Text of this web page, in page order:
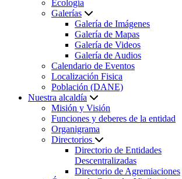
Ecología
Galerías
Galería de Imágenes
Galería de Mapas
Galería de Videos
Galería de Audios
Calendario de Eventos
Localización Fisica
Población (DANE)
Nuestra alcaldía
Misión y Visión
Funciones y deberes de la entidad
Organigrama
Directorios
Directorio de Entidades
Descentralizadas
Directorio de Agremiaciones